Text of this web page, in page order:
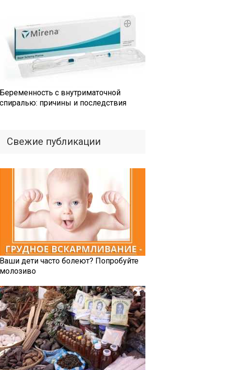
Беременность с внутриматочной
спиралью: причины и последствия
Свежие публикации
Ваши дети часто болеют? Попробуйте
молозиво